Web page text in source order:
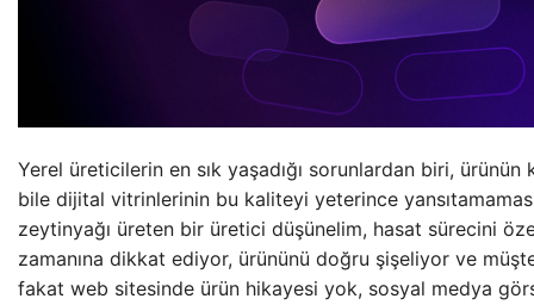
Yerel üreticilerin en sık yaşadığı sorunlardan biri,
bile dijital vitrinlerinin bu kaliteyi yeterince
zeytinyağı üreten bir üretici düşünelim, hasat sürecini
zamanına dikkat ediyor, ürününü doğru şişeliyor ve
fakat web sitesinde ürün hikayesi yok, sosyal medya